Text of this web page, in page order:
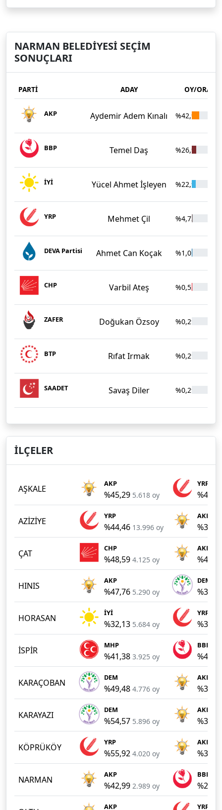
NARMAN BELEDİYESİ SEÇİM
SONUÇLARI
PARTİ ADAY OY/ORAN
AKP Aydemir Adem Kınalı %42,99
BBP Temel Daş %26,97
İYİ Yücel Ahmet İşleyen %22,91
YRP Mehmet Çil %4,73
DEVA Partisi Ahmet Can Koçak %1,01
CHP Varbil Ateş %0,52
ZAFER Doğukan Özsoy %0,29
BTP Rıfat Irmak %0,29
SAADET Savaş Diler %0,29
İLÇELER
AŞKALE AKP
%45,29 5.618 oy
YRP
AZİZİYE YRP
%44,46 13.996 oy
AKP
ÇAT CHP
%48,59 4.125 oy
AKP
HINIS AKP
%47,76 5.290 oy
DEM
HORASAN İYİ
%32,13 5.684 oy
YRP
İSPİR MHP
%41,38 3.925 oy
BBP
KARAÇOBAN DEM
%49,48 4.776 oy
AKP
KARAYAZI DEM
%54,57 5.896 oy
AKP
KÖPRÜKÖY YRP
%55,92 4.020 oy
AKP
NARMAN AKP
%42,99 2.989 oy
BBP
AKP YRP